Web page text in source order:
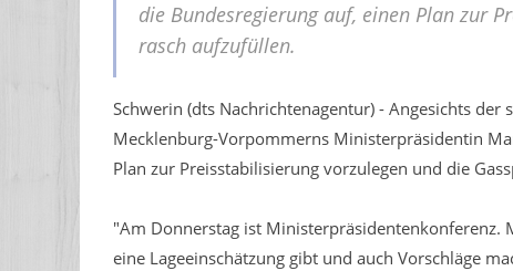
die Bundesregierung auf, einen Plan zur
rasch aufzufüllen.
Schwerin (dts Nachrichtenagentur) - Angesichts
Mecklenburg-Vorpommerns Ministerpräsidentin
Plan zur Preisstabilisierung vorzulegen und die
"Am Donnerstag ist Ministerpräsidentenkonferenz.
eine Lageeinschätzung gibt und auch Vorschläge